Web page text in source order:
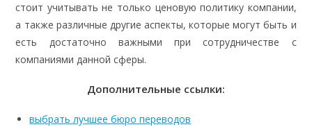
стоит учитывать не только ценовую политику компании,
а также различные другие аспекты, которые могут быть и
есть достаточно важными при сотрудничестве с
компаниями данной сферы.
Дополнительные ссылки:
выбрать лучшее бюро переводов